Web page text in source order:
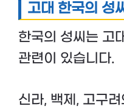
고대 한국의 성
한국의 성씨는 고
관련이 있습니다.
신라, 백제, 고구